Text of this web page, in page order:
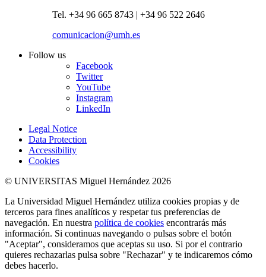
Tel. +34 96 665 8743 | +34 96 522 2646
comunicacion@umh.es
Follow us
Facebook
Twitter
YouTube
Instagram
LinkedIn
Legal Notice
Data Protection
Accessibility
Cookies
© UNIVERSITAS Miguel Hernández 2026
La Universidad Miguel Hernández utiliza cookies propias y de
terceros para fines analíticos y respetar tus preferencias de
navegación. En nuestra política de cookies encontrarás más
información. Si continuas navegando o pulsas sobre el botón
"Aceptar", consideramos que aceptas su uso. Si por el contrario
quieres rechazarlas pulsa sobre "Rechazar" y te indicaremos cómo
debes hacerlo.